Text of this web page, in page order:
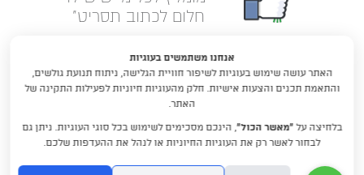
חלום לכתוב תסריט"
לימודי תסריטאות וסטוריטלינג עם
דניאלה דורון
DraftRishon@gmail.com
אנחנו משתמשים בעוגיות
האתר עושה שימוש בעוגיות לשיפור חוויית הגלישה, ניתוח תנועת גולשים,
והתאמת תכנים והצעות אישיות. חלק מהעוגיות חיוניות לפעילות התקינה של
האתר.
בלחיצה על “מאשר הכול”, הינכם מסכימים לשימוש בכל סוגי העוגיות. ניתן גם
לבחור לאשר רק את העוגיות החיוניות או לנהל את ההעדפות שלכם.